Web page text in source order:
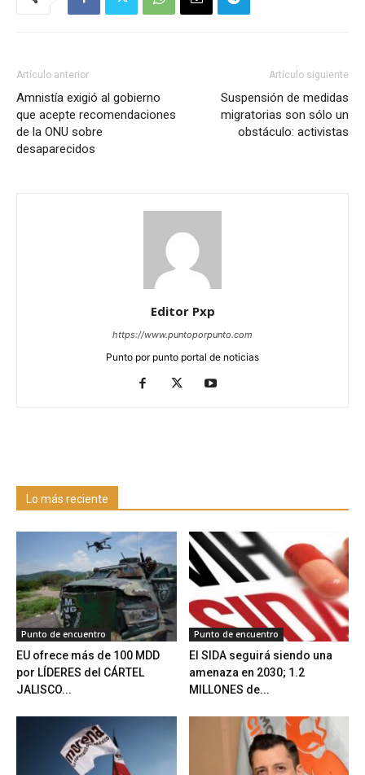
Artículo anterior
Amnistía exigió al gobierno
que acepte recomendaciones
de la ONU sobre
desaparecidos
Artículo siguiente
Suspensión de medidas
migratorias son sólo un
obstáculo: activistas
Editor Pxp
https://www.puntoporpunto.com
Punto por punto portal de noticias
Lo más reciente
Punto de encuentro
EU ofrece más de 100 MDD
por LÍDERES del CÁRTEL
JALISCO...
Punto de encuentro
El SIDA seguirá siendo una
amenaza en 2030; 1.2
MILLONES de...